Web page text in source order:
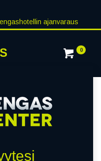
ajanvaraus
0